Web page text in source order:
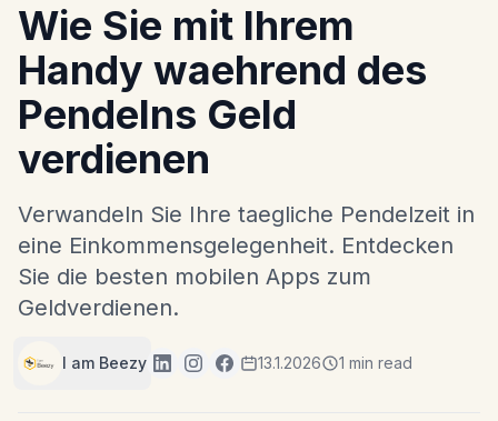
Wie Sie mit Ihrem
Handy waehrend des
Pendelns Geld
verdienen
Verwandeln Sie Ihre taegliche Pendelzeit in
eine Einkommensgelegenheit. Entdecken
Sie die besten mobilen Apps zum
Geldverdienen.
I am Beezy 13.1.2026 1 min read